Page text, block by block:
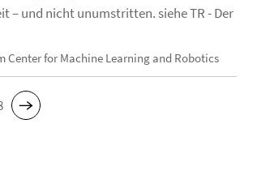
– und nicht unumstritten. siehe TR - Der
Center for Machine Learning and Robotics